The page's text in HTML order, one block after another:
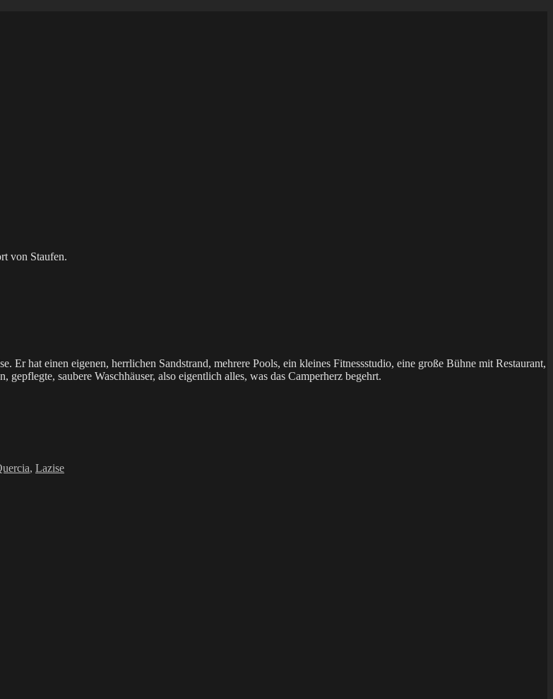
von Staufen.
hat einen eigenen, herrlichen Sandstrand, mehrere Pools, ein kleines Fitnessstudio, eine große Bühne mit Restaurant,
saubere Waschhäuser, also eigentlich alles, was das Camperherz begehrt.
, Lazise